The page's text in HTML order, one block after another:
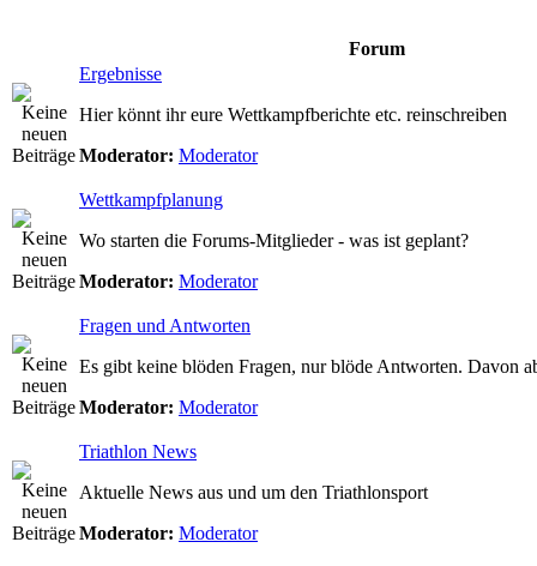
Forum
Ergebnisse
Hier könnt ihr eure Wettkampfberichte etc. reinschreiben
Moderator: Moderator
Wettkampfplanung
Wo starten die Forums-Mitglieder - was ist geplant?
Moderator: Moderator
Fragen und Antworten
Es gibt keine blöden Fragen, nur blöde Antworten. Davon
Moderator: Moderator
Triathlon News
Aktuelle News aus und um den Triathlonsport
Moderator: Moderator